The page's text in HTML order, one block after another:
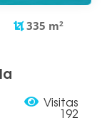
335 m2
Visitas
192